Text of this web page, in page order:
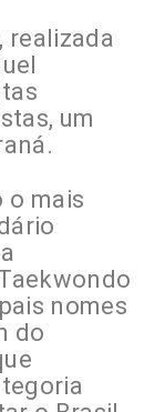
realizada
um
o mais
nomes
do